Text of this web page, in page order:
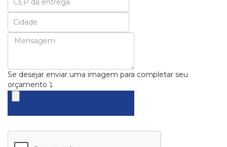
Se desejar enviar uma imagem para completar seu
orçamento ⤵